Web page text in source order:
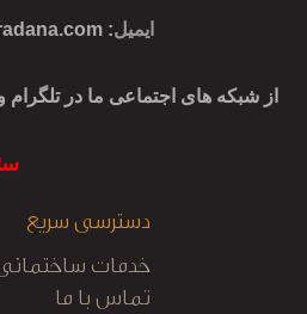
ایمیل:
از شبکه های اجتماعی ما در تلگرام
سئو:
دسترسی سریع
خدمات
تماس با ما